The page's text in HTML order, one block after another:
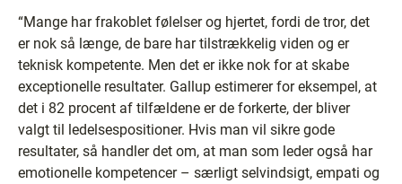
“Mange har frakoblet følelser og hjertet, fordi de tror, det
er nok så længe, de bare har tilstrækkelig viden og er
teknisk kompetente. Men det er ikke nok for at skabe
exceptionelle resultater. Gallup estimerer for eksempel, at
det i 82 procent af tilfældene er de forkerte, der bliver
valgt til ledelsespositioner. Hvis man vil sikre gode
resultater, så handler det om, at man som leder også har
emotionelle kompetencer – særligt selvindsigt, empati og